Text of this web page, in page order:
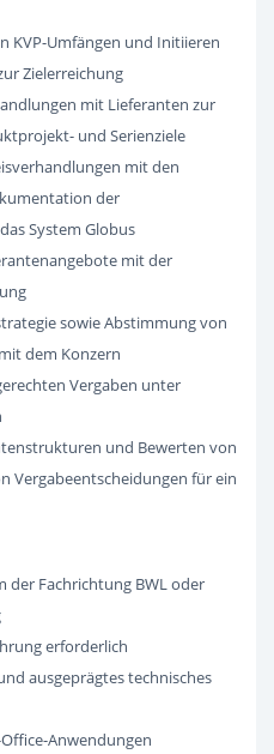
KVP-Umfängen und Initiieren
Zielerreichung
mit Lieferanten zur
und Serienziele
mit den
der
System Globus
mit der
sowie Abstimmung von
dem Konzern
Vergaben unter
und Bewerten von
Vergabeentscheidungen für ein
der Fachrichtung BWL oder
erforderlich
ausgeprägtes technisches
Anwendungen